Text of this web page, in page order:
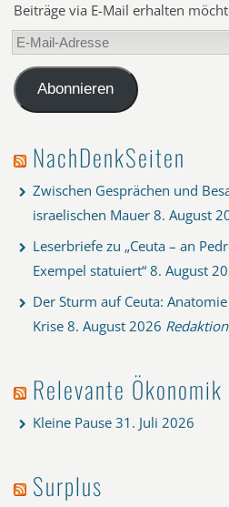
Beiträge via E-Mail erhalten
E-
Mail-
AdresseAbonnieren
NachDenkSeiten
Zwischen Gesprächen und
israelischen Mauer 8. August
Leserbriefe zu „Ceuta – an
Exempel statuiert“ 8. August
Der Sturm auf Ceuta:
Krise 8. August 2026 Redaktion
Relevante Ökonomik
Kleine Pause 31. Juli 2026
Surplus